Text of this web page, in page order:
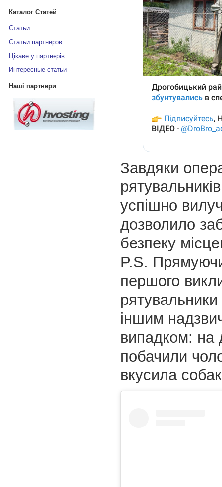
Каталог Статей
Статьи
Статьи партнеров
Цікаве у партнерів
Интересные статьи
Наші партнери
Завдяки
успішно
дозволило
безпеку
P.S.
першого
рятувальники
іншим
випадком: на
побачили
вкусила